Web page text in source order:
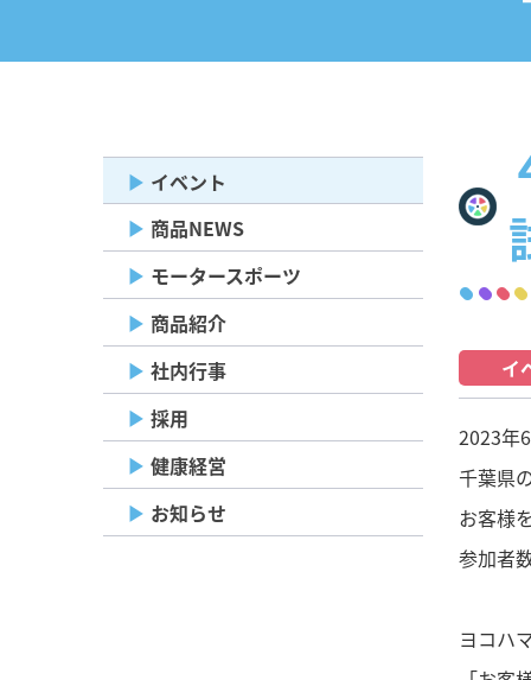
イベント
商品NEWS
モータースポーツ
商品紹介
社内行事
採用
健康経営
お知らせ
イ
2023年
千葉県
お客様
参加者
ヨコハ